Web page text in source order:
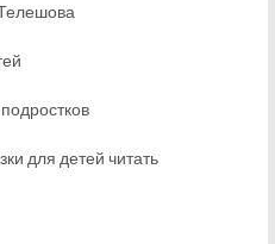
для детей читать